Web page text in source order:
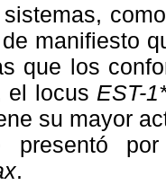
manifiesto
que los
el locus EST-
su mayor
presentó
.